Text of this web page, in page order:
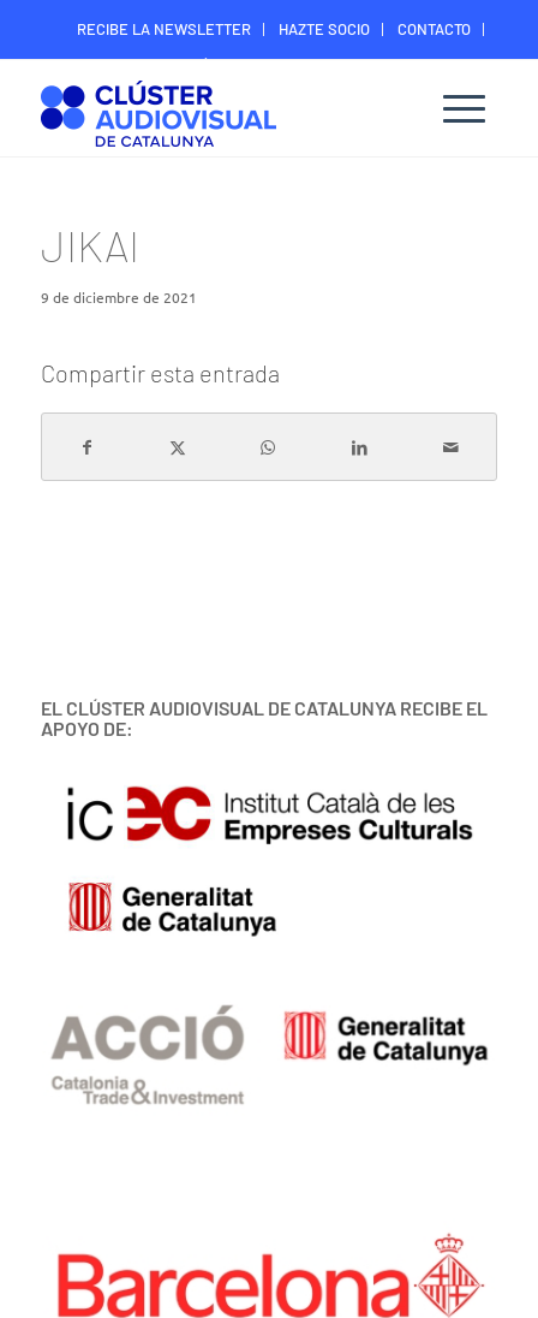
RECIBE LA NEWSLETTER HAZTE SOCIO
CONTACTO
ÁREA DIGITAL SOCIOS
JIKAI
9 de diciembre de 2021
Compartir esta entrada
EL CLÚSTER AUDIOVISUAL DE CATALUNYA RECIBE EL
APOYO DE: